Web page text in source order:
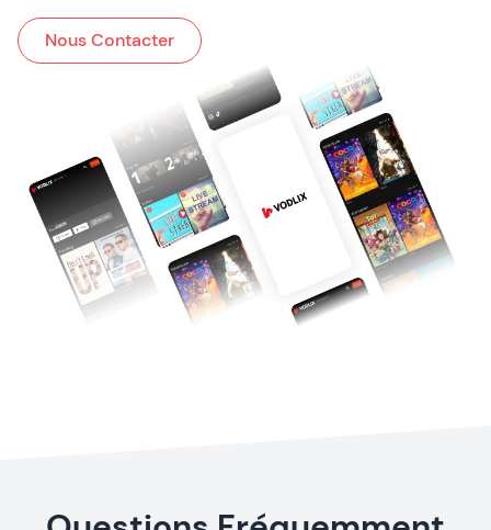
Nous Contacter